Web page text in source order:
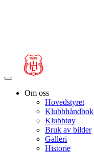
Veksle
navigasjonOm oss
Hovedstyret
Klubbhåndbok
Klubbtøy
Bruk av bilder
Galleri
Historie